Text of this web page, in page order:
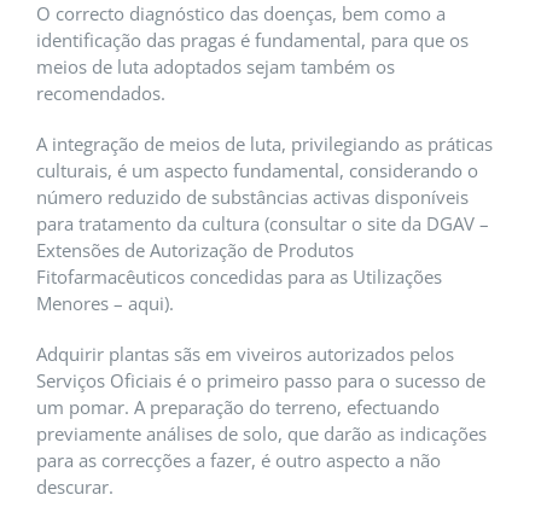
O correcto diagnóstico das doenças, bem como a
identificação das pragas é fundamental, para que os
meios de luta adoptados sejam também os
recomendados.
A integração de meios de luta, privilegiando as práticas
culturais, é um aspecto fundamental, considerando o
número reduzido de substâncias activas disponíveis
para tratamento da cultura (consultar o site da DGAV –
Extensões de Autorização de Produtos
Fitofarmacêuticos concedidas para as Utilizações
Menores – aqui).
Adquirir plantas sãs em viveiros autorizados pelos
Serviços Oficiais é o primeiro passo para o sucesso de
um pomar. A preparação do terreno, efectuando
previamente análises de solo, que darão as indicações
para as correcções a fazer, é outro aspecto a não
descurar.